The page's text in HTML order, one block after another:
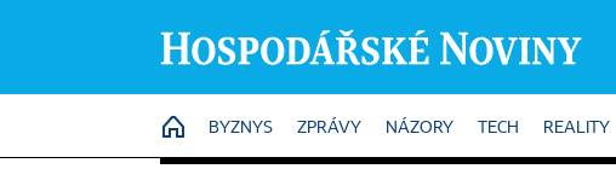
HOME
BYZNYS ZPRÁVY NÁZORY TECH REALITY